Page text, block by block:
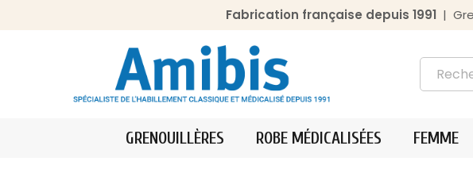
Fabrication française depuis 1991 |
GRENOUILLÈRES ROBE MÉDICALISÉES FEMME